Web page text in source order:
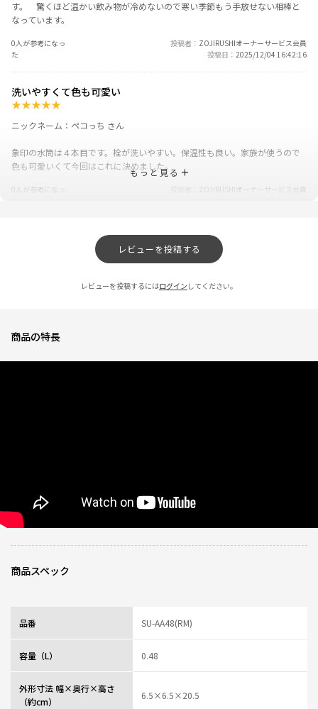
す。 驚くほど温かい飲み物が冷めないので寒い季節もう手放せない相棒と
なっています。
0人が参考になっ
た
投稿者
ZOJIRUSHIオーナーサービス会員
投稿日
2025/12/04 16:42:16
洗いやすくて色も可愛い
★★★★★
ニックネーム：ペコっち さん
象印の水筒は４本目です。栓が洗いやすい。保温性も良い。家族が使うので
色も可愛いくて今回はこれに決めました。
0人が参考になっ
ZOJIRUSHIオーナーサービス会員
食洗機で丸洗い可 パッキンなし 神水筒
この水筒に出会ってから全て解決しました。魔法瓶なのに食洗機対応で、パ
ニックネーム：あー さん
分解しても2つしかないので、洗うのが面倒ではなくとても使いやすいです。
あと、安心の象印さんの水筒なので買ってよかった。
もっと見る
レビュー一覧
レビューを投稿する
レビューを投稿するにはログイン してください。
商品の特長
商品スペック
品番 SU-AA48(RM)
容量（L） 0.48
外形寸法 幅×奥行×高さ
（約cm）
6.5×6.5×20.5